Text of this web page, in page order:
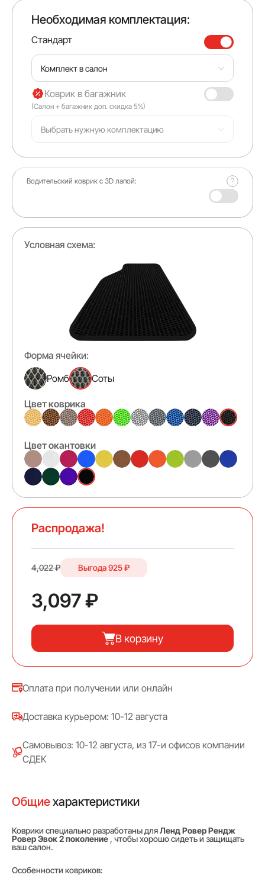
Необходимая комплектация:
Стандарт
Комплект в салон
Коврик в багажник
(Салон + багажник доп. скидка 5%)
Выбрать нужную комплектацию
Водительский коврик с 3D лапой:
Распродажа!
4,022 ₽ Выгода925 ₽
3,097 ₽
В корзину
Оплата при получении или онлайн
Доставка курьером: 10-12 августа
Самовывоз: 10-12 августа, из 17-и офисов компании
СДЕК
Условная схема:
Форма ячейки:
Ромб
Соты
Цвет коврика
Цвет окантовки
Общиехарактеристики
Коврики специально разработаны дляЛенд Ровер Рендж
Ровер Эвок 2 поколение , чтобы хорошо сидеть и защищать
ваш салон.
Особенности ковриков: